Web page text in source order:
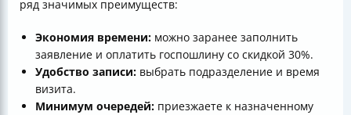
ряд значимых преимуществ:
Экономия времени: можно заранее заполнить
заявление и оплатить госпошлину со скидкой 30%.
Удобство записи: выбрать подразделение и время
визита.
Минимум очередей: приезжаете к назначенному